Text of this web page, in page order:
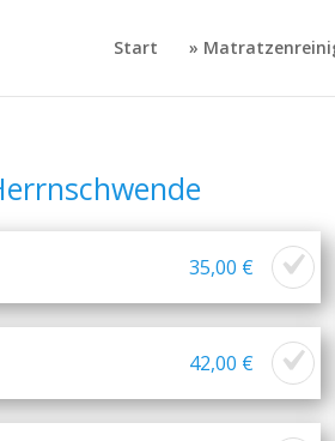
Start »
35,00 €
42,00 €